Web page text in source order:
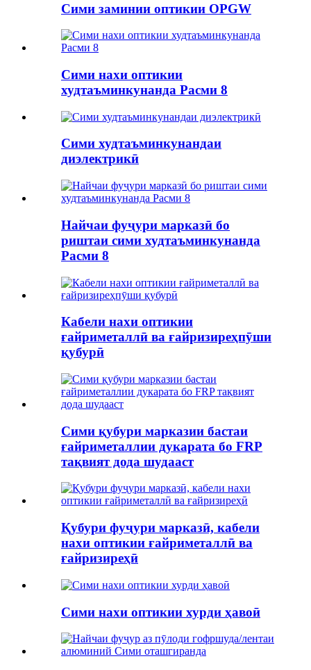
Сими заминии оптикии OPGW
Сими нахи оптикии
худтаъминкунанда Расми 8
Сими худтаъминкунандаи
диэлектрикӣ
Найчаи фуҷури марказӣ бо
риштаи сими худтаъминкунанда
Расми 8
Кабели нахи оптикии
ғайриметаллӣ ва ғайризиреҳпӯши
қубурӣ
Сими қубури марказии бастаи
ғайриметаллии дукарата бо FRP
тақвият дода шудааст
Қубури фуҷури марказӣ, кабели
нахи оптикии ғайриметаллӣ ва
ғайризиреҳӣ
Сими нахи оптикии хурди ҳавоӣ